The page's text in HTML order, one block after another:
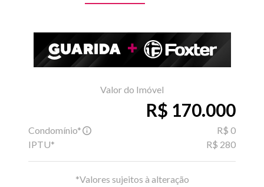
Valor do Imóvel
R$ 170.000
Condomínio*
R$ 0
IPTU*
R$ 280
*Valores sujeitos à alteração